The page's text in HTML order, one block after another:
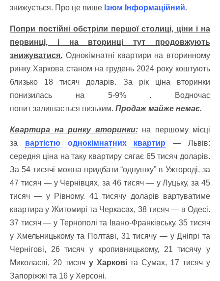
знижується. Про це пише Ізюм Інформаційний.
Попри постійні обстріли першої столиці, ціни і на
первинці, і на вторинці тут продовжують
знижуватися. Однокімнатні квартири на вторинному
ринку Харкова станом на грудень 2024 року коштують
близько 18 тисяч доларів. За рік ціна вторинки
понизилась на 5-9% . Водночас
попит залишається низьким. Продаж майже немає.
Квартира на ринку вторинки:на першому місці
за вартістю однокімнатних квартир
— Львів:
середня ціна на таку квартиру сягає 65 тисяч доларів.
За 54 тисячі можна придбати “однушку” в Ужгороді, за
47 тисяч — у Чернівцях, за 46 тисяч — у Луцьку, за 45
тисяч — у Рівному. 41 тисячу доларів вартуватиме
квартира у Житомирі та Черкасах, 38 тисяч — в Одесі.
37 тисяч — у Тернополі та Івано-Франківську, 35 тисяч
у Хмельницькому та Полтаві, 31 тисячу — у Дніпрі та
Чернігові, 26 тисяч у кропивницькому, 21 тисячу у
Миколаєві, 20 тисяч у Харковіта Сумах, 17 тисяч у
Запоріжжі та 16 у Херсоні.